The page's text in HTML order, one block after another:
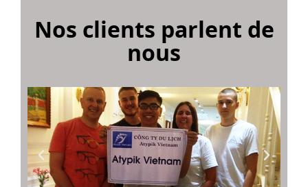
Nos clients parlent de
nous